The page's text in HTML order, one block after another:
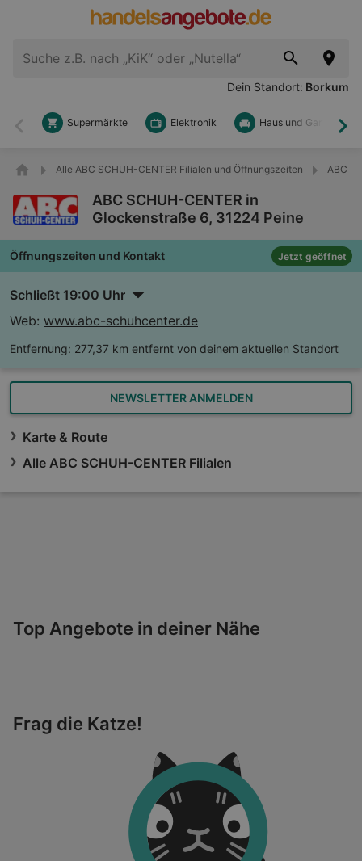
Dein Standort: Borkum
Zurück
Supermärkte Elektronik Haus und Garten
Alle ABC SCHUH-CENTER Filialen und Öffnungszeiten ABC
ABC SCHUH-CENTER in
Glockenstraße 6, 31224 Peine
Öffnungszeiten und Kontakt Jetzt geöffnet
Schließt 19:00 Uhr
Web: www.abc-schuhcenter.de
Entfernung: 277,37 km entfernt von deinem aktuellen Standort
NEWSLETTER ANMELDEN
Karte & Route
Alle ABC SCHUH-CENTER Filialen
Top Angebote in deiner Nähe
Frag die Katze!